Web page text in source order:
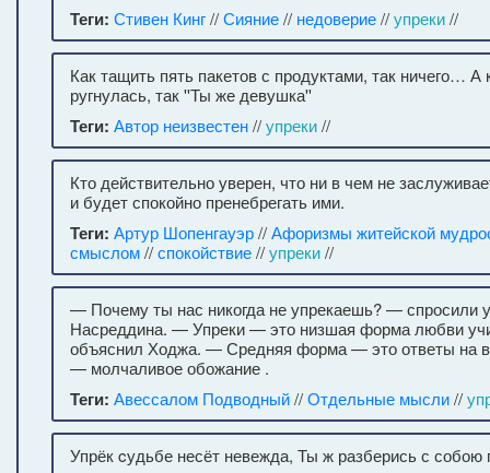
Теги: Стивен Кинг//Сияние// недоверие//упреки//
Как тащить пять пакетов с продуктами, так ничего… А
ругнулась, так ''Ты же девушка''
Теги: Автор неизвестен//упреки//
Кто действительно уверен, что ни в чем не
и будет спокойно пренебрегать ими.
Теги: Артур Шопенгауэр//Афоризмы житейской
смыслом//спокойствие//упреки//
— Почему ты нас никогда не упрекаешь? — спросили
Насреддина. — Упреки — это низшая форма любви
объяснил Ходжа. — Средняя форма — это ответы на
— молчаливое обожание .
Теги: Авессалом Подводный//Отдельные мысли//
Упрёк cудьбе несёт невежда, Ты ж разберись с собою